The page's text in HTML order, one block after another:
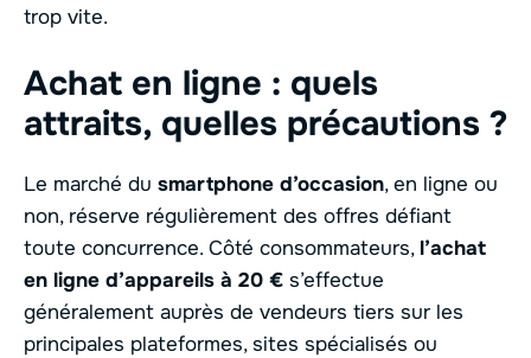
trop vite.
Achat en ligne : quels
attraits, quelles précautions ?
Le marché du smartphone d’occasion, en ligne ou
non, réserve régulièrement des offres défiant
toute concurrence. Côté consommateurs, l’achat
en ligne d’appareils à 20 € s’effectue
généralement auprès de vendeurs tiers sur les
principales plateformes, sites spécialisés ou